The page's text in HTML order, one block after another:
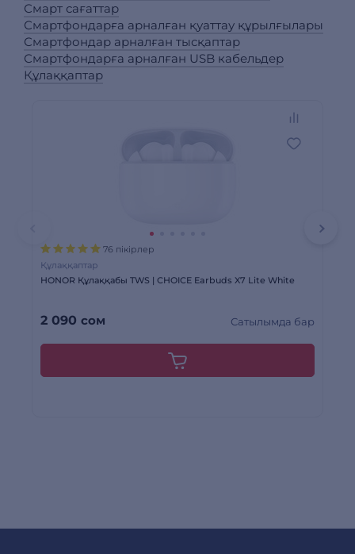
Смарт сағаттар
Смартфондарға арналған қуаттау құрылғылары
Смартфондар арналған тысқаптар
Смартфондарға арналған USB кабельдер
Құлаққаптар
76 пікірлер
Құлаққаптар
HONOR Құлаққабы TWS | СHOICE Earbuds X7 Lite White
2 090 сом Сатылымда бар